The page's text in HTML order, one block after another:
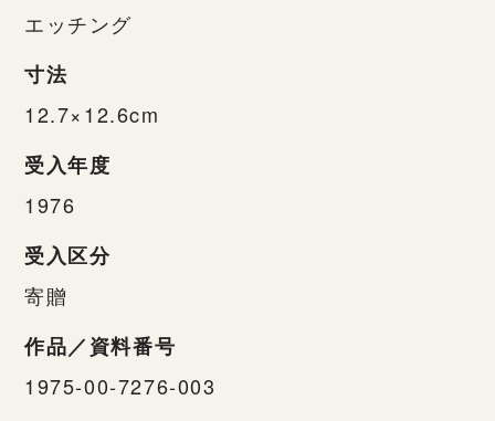
エッチング
寸法
12.7×12.6cm
受入年度
1976
受入区分
寄贈
作品／資料番号
1975-00-7276-003